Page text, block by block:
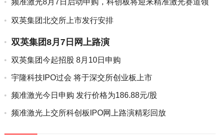
双英集团北交所上市发行安排
双英集团8月7日网上路演
双英集团今起招股 8月10日申购
宇隆科技IPO过会 将于深交所创业板上市
频准激光今日申购 发行价格为186.88元/股
频准激光上交所科创板IPO网上路演精彩回放